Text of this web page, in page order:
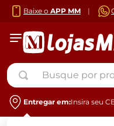
Baixe o APP MM |
Busque por produtos ou
Entregar em:Insira seu